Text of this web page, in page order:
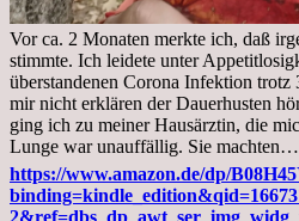
Vor ca. 2 Monaten merkte ich, daß
stimmte. Ich leidete unter
überstandenen Corona Infektion
mir nicht erklären der Dauerhusten
ging ich zu meiner Hausärztin, die
Lunge war unauffällig. Sie machten…
https://www.amazon.de/dp/